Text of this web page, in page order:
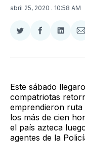
abril 25, 2020 . 10:58 AM
Compartir
Twitter
Compartir
Facebook
Este sábado
compatriotas
emprendieron ruta
los más de cien
el país azteca
agentes de la